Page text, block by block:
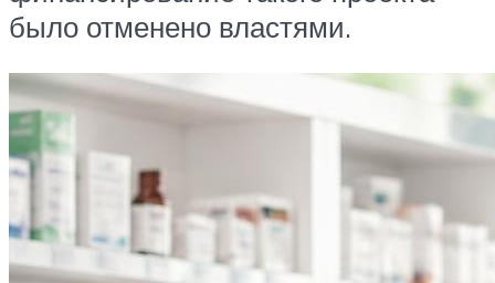
было отменено властями.